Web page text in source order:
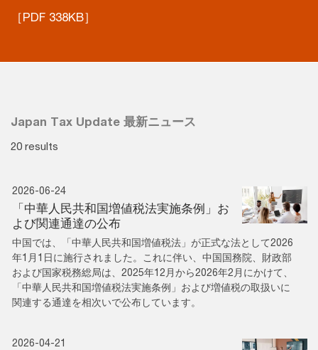
［PDF 338KB］
Japan Tax Update 最新ニュース
20 results
2026-06-24
「中華人民共和国増値税法実施条例」お
よび関連通達の公布
中国では、「中華人民共和国増値税法」が正式な法として2026
年1月1日に施行されました。これに伴い、中国国務院、財政部
および国家税務総局は、2025年12月から2026年2月にかけて、
「中華人民共和国増値税法実施条例」および増値税の取扱いに
関連する通達を相次いで公布しています。
2026-04-21